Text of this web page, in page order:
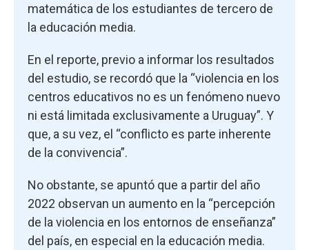
matemática de los estudiantes de tercero de
la educación media.
En el reporte, previo a informar los resultados
del estudio, se recordó que la “violencia en los
centros educativos no es un fenómeno nuevo
ni está limitada exclusivamente a Uruguay”. Y
que, a su vez, el “conflicto es parte inherente
de la convivencia”.
No obstante, se apuntó que a partir del año
2022 observan un aumento en la “percepción
de la violencia en los entornos de enseñanza”
del país, en especial en la educación media.